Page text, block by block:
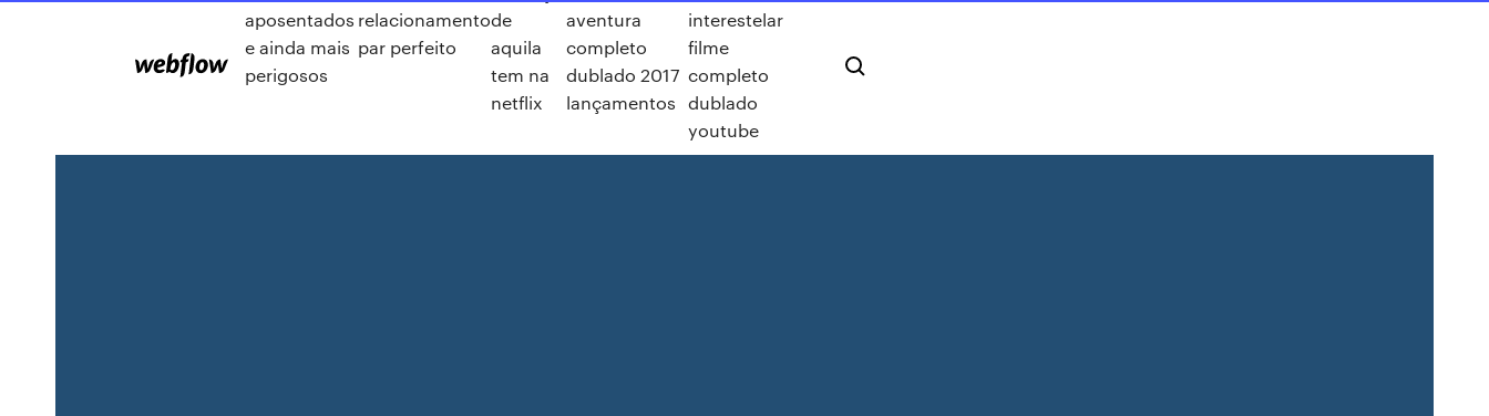
aposentados
e ainda mais
perigosos
relacionamento
par perfeito
de
aquila
tem na
netflix
aventura
completo
dublado 2017
lançamentos
interestelar
filme
completo
dublado
youtube